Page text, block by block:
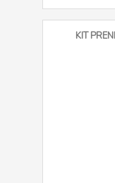
KIT